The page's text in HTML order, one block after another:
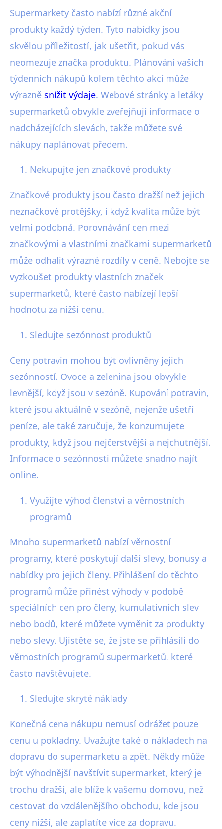
Supermarkety často nabízí různé akční
produkty každý týden. Tyto nabídky jsou
skvělou příležitostí, jak ušetřit, pokud vás
neomezuje značka produktu. Plánování vašich
týdenních nákupů kolem těchto akcí může
výrazně snížit výdaje. Webové stránky a letáky
supermarketů obvykle zveřejňují informace o
nadcházejících slevách, takže můžete své
nákupy naplánovat předem.
Nekupujte jen značkové produkty
Značkové produkty jsou často dražší než jejich
neznačkové protějšky, i když kvalita může být
velmi podobná. Porovnávání cen mezi
značkovými a vlastními značkami supermarketů
může odhalit výrazné rozdíly v ceně. Nebojte se
vyzkoušet produkty vlastních značek
supermarketů, které často nabízejí lepší
hodnotu za nižší cenu.
Sledujte sezónnost produktů
Ceny potravin mohou být ovlivněny jejich
sezónností. Ovoce a zelenina jsou obvykle
levnější, když jsou v sezóně. Kupování potravin,
které jsou aktuálně v sezóně, nejenže ušetří
peníze, ale také zaručuje, že konzumujete
produkty, když jsou nejčerstvější a nejchutnější.
Informace o sezónnosti můžete snadno najít
online.
Využijte výhod členství a věrnostních
programů
Mnoho supermarketů nabízí věrnostní
programy, které poskytují další slevy, bonusy a
nabídky pro jejich členy. Přihlášení do těchto
programů může přinést výhody v podobě
speciálních cen pro členy, kumulativních slev
nebo bodů, které můžete vyměnit za produkty
nebo slevy. Ujistěte se, že jste se přihlásili do
věrnostních programů supermarketů, které
často navštěvujete.
Sledujte skryté náklady
Konečná cena nákupu nemusí odrážet pouze
cenu u pokladny. Uvažujte také o nákladech na
dopravu do supermarketu a zpět. Někdy může
být výhodnější navštívit supermarket, který je
trochu dražší, ale blíže k vašemu domovu, než
cestovat do vzdálenějšího obchodu, kde jsou
ceny nižší, ale zaplatíte více za dopravu.